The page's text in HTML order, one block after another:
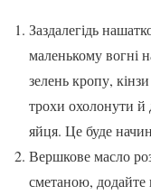
Заздалегідь
маленькому вогні
зелень кропу,
трохи охолонути й
яйця. Це буде
Вершкове масло
сметаною, додайте